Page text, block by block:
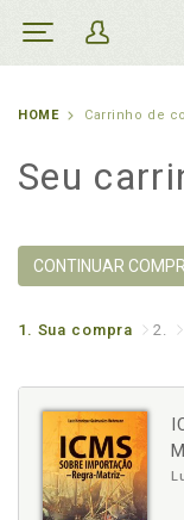
HOME Carrinho de
Seu
CONTINUAR
1. Sua compra 2.